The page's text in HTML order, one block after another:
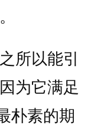
以能引
为它满足
朴素的期